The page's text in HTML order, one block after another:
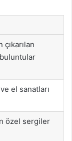
el sanatları
özel sergiler